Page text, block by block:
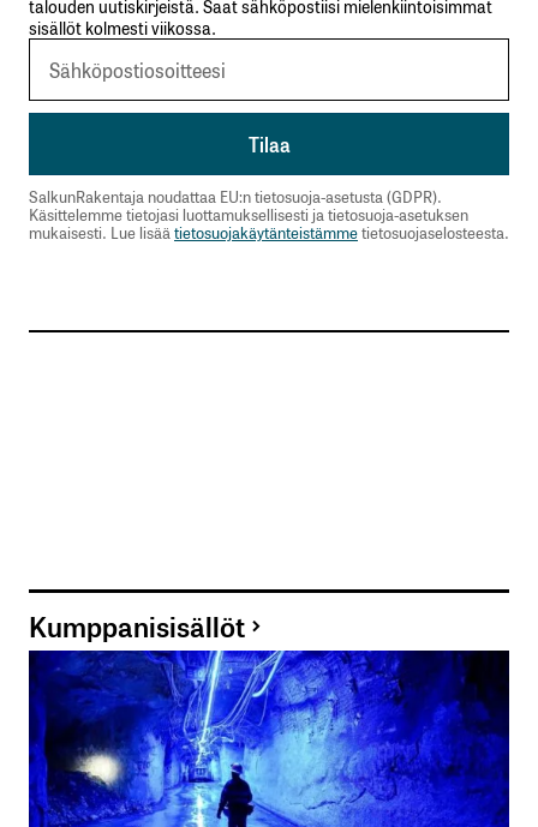
käyttökelvoton.
riippumaton(tehoton prossu, joka väsähtää
vartissa?), mutta ainakn nörtit siellä päässä ovat
yhtä kyvyttömiä selvittämään ongelmaa kuin
itse olen loppukäyttäjänä.
Bernstein
Sähköpostiosoitettasi ei julkaista.Pakolliset
kentät on merkitty*
talouden uutiskirjeistä. Saat sähköpostiisi mielenkiintoisimmat
sisällöt kolmesti viikossa.
SalkunRakentaja noudattaa EU:n tietosuoja-asetusta (GDPR).
Käsittelemme tietojasi luottamuksellisesti ja tietosuoja-asetuksen
mukaisesti. Lue lisäätietosuojakäytänteistämmetietosuojaselosteesta.
Kumppanisisällöt